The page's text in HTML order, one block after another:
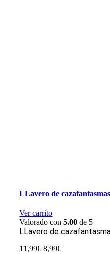
LLavero de cazafantasmas
Ver carrito
Valorado con5.00 de 5
LLavero de
11,99€ El
8,99€El